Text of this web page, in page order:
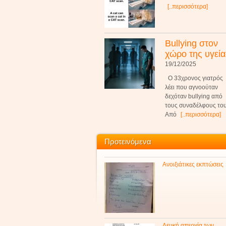
[..περισσότερα]
Bullying στον
χώρο της
19/12/2025
Ο 33χρονος γιατρός
λέει που αγνοούταν
δεχόταν bullying από
τους συναδέλφους
Από
[..περισσότερα]
Προτεινόμενα
Ανοιξιάτικες εκπτώσεις